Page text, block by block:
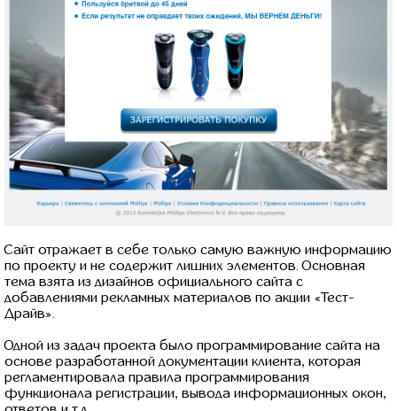
Сайт отражает в себе только самую важную информацию
по проекту и не содержит лишних элементов. Основная
тема взята из дизайнов официального сайта с
добавлениями рекламных материалов по акции «Тест-
Драйв».
Одной из задач проекта было программирование сайта на
основе разработанной документации клиента, которая
регламентировала правила программирования
функционала регистрации, вывода информационных окон,